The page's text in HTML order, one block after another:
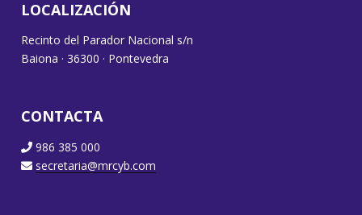
LOCALIZACIÓN
Recinto del Parador Nacional s/n
Baiona · 36300 · Pontevedra
CONTACTA
986 385 000
secretaria@mrcyb.com